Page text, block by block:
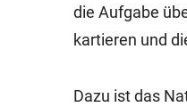
die Aufgabe
kartieren und
Dazu ist das